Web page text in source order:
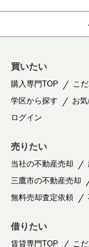
買いたい
購入専門TOP こ
学区から探す
お
ログイン
売りたい
当社の不動産売却
三鷹市の不動産売却
無料売却査定依頼
借りたい
賃貸専門TOP こ